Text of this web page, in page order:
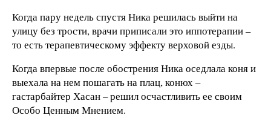
Когда пару недель спустя Ника решилась выйти на
улицу без трости, врачи приписали это иппотерапии –
то есть терапевтическому эффекту верховой езды.
Когда впервые после обострения Ника оседлала коня и
выехала на нем пошагать на плац, конюх –
гастарбайтер Хасан – решил осчастливить ее своим
Особо Ценным Мнением.